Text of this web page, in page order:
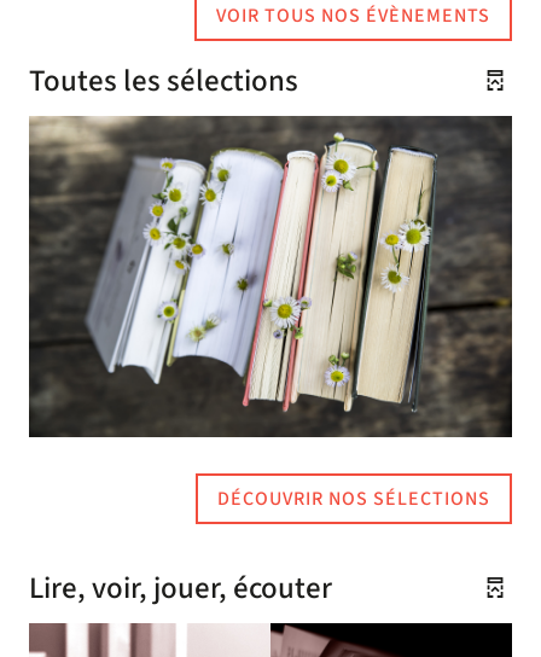
Dans le parc Alliance (repli
dans la bibliothèque selon la
météo).
En partenariat avec la MDH
Capuche.
VOIR TOUS NOS ÉVÈNEMENTS
Toutes les sélections
DÉCOUVRIR NOS SÉLECTIONS
Lire, voir, jouer, écouter